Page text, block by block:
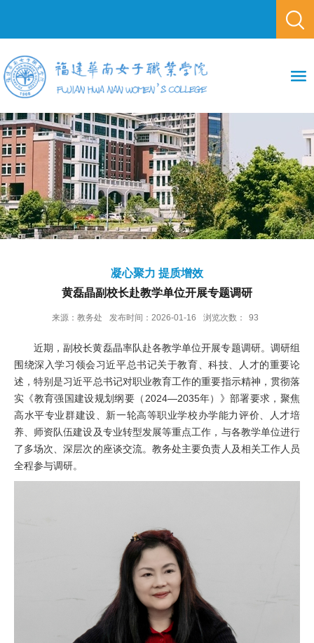
凝心聚力 提质增效
​黄磊晶副校长赴教学单位开展专题调研
来源：教务处 发布时间：2026-01-16 浏览次数： 93
近期，副校长黄磊晶率队赴各教学单位开展专题调研。调研组
围绕深入学习领会习近平总书记关于教育、科技、人才的重要论
述，特别是习近平总书记对职业教育工作的重要指示精神，贯彻落
实《教育强国建设规划纲要（2024—2035年）》部署要求，聚焦
高水平专业群建设、新一轮高等职业学校办学能力评价、人才培
养、师资队伍建设及专业转型发展等重点工作，与各教学单位进行
了多场次、深层次的座谈交流。教务处主要负责人及相关工作人员
全程参与调研。